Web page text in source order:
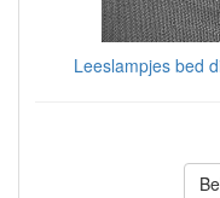
Leeslampjes bed